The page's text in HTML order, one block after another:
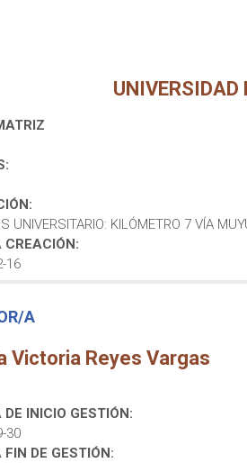
UNIVERSITARIO: KILÓMETRO 7 VÍA
CREACIÓN:
16
A
Victoria Reyes Vargas
DE INICIO GESTIÓN:
30
FIN DE GESTIÓN: